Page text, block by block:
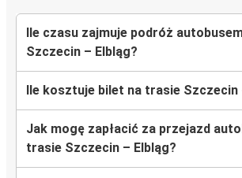
Ile czasu zajmuje podróż
Szczecin – Elbląg?
Ile kosztuje bilet na trasie Szczecin
Jak mogę zapłacić za przejazd
trasie Szczecin – Elbląg?